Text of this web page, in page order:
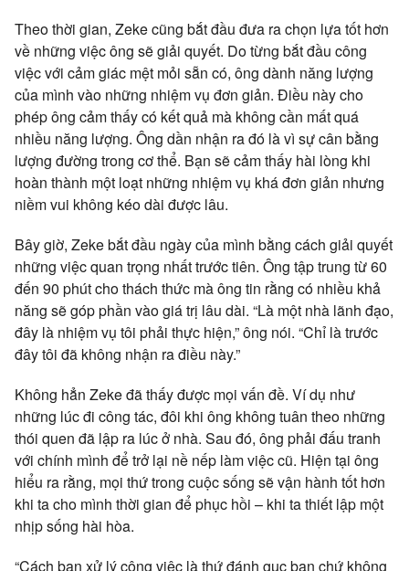
Theo thời gian, Zeke cũng bắt đầu đưa ra chọn lựa tốt hơn
về những việc ông sẽ giải quyết. Do từng bắt đầu công
việc với cảm giác mệt mỏi sẵn có, ông dành năng lượng
của mình vào những nhiệm vụ đơn giản. Điều này cho
phép ông cảm thấy có kết quả mà không cần mất quá
nhiều năng lượng. Ông dần nhận ra đó là vì sự cân bằng
lượng đường trong cơ thể. Bạn sẽ cảm thấy hài lòng khi
hoàn thành một loạt những nhiệm vụ khá đơn giản nhưng
niềm vui không kéo dài được lâu.
Bây giờ, Zeke bắt đầu ngày của mình bằng cách giải quyết
những việc quan trọng nhất trước tiên. Ông tập trung từ 60
đến 90 phút cho thách thức mà ông tin rằng có nhiều khả
năng sẽ góp phần vào giá trị lâu dài. “Là một nhà lãnh đạo,
đây là nhiệm vụ tôi phải thực hiện,” ông nói. “Chỉ là trước
đây tôi đã không nhận ra điều này.”
Không hẳn Zeke đã thấy được mọi vấn đề. Ví dụ như
những lúc đi công tác, đôi khi ông không tuân theo những
thói quen đã lập ra lúc ở nhà. Sau đó, ông phải đấu tranh
với chính mình để trở lại nề nếp làm việc cũ. Hiện tại ông
hiểu ra rằng, mọi thứ trong cuộc sống sẽ vận hành tốt hơn
khi ta cho mình thời gian để phục hồi – khi ta thiết lập một
nhịp sống hài hòa.
“Cách bạn xử lý công việc là thứ đánh gục bạn chứ không